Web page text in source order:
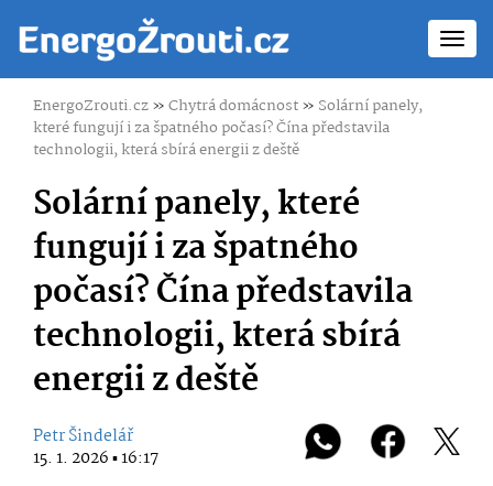
EnergoZrouti.cz»Chytrá domácnost» Solární panely,
které fungují i za špatného počasí? Čína představila
technologii, která sbírá energii z deště
Solární panely, které
fungují i za špatného
počasí? Čína představila
technologii, která sbírá
energii z deště
Petr Šindelář
15. 1. 2026 ▪ 16:17